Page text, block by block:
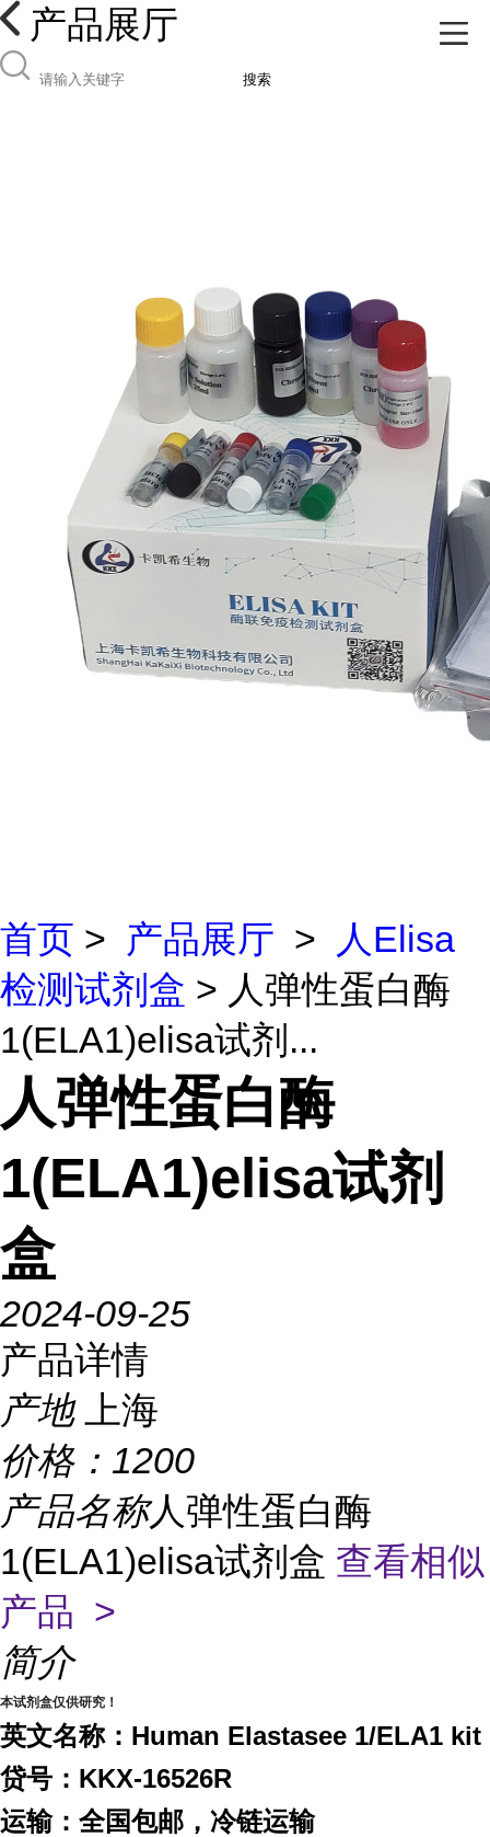
产品展厅
搜索
首页 > 产品展厅 >
人Elisa
检测试剂盒 > 人弹性蛋白酶
1(ELA1)elisa试剂...
人弹性蛋白酶
1(ELA1)elisa试剂
盒
2024-09-25
产品详情
产地
上海
价格： 1200
产品名称人弹性蛋白酶
1(ELA1)elisa试剂盒 查看相似
产品 >
简介
本试剂盒仅供研究！
英文名称：Human Elastasee 1/ELA1 kit
贷号：KKX-16526R
运输：全国包邮，冷链运输